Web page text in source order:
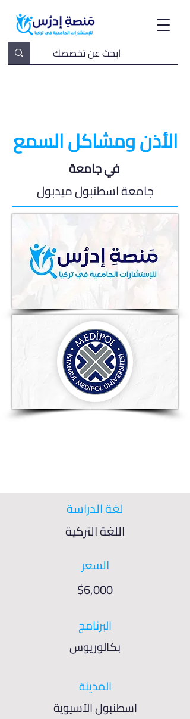
الأذن ومشاكل السمع
في جامعة
جامعة اسطنبول ميدبول
لغة الدراسة
اللغة التركية
السعر
$6,000
البرنامج
بكالوريوس
المدينة
اسطنبول الآسيوية